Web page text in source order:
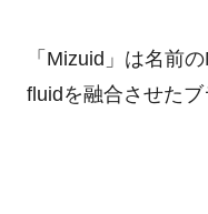
「 Mizuid 」は名前の
fluidを融合させたブ